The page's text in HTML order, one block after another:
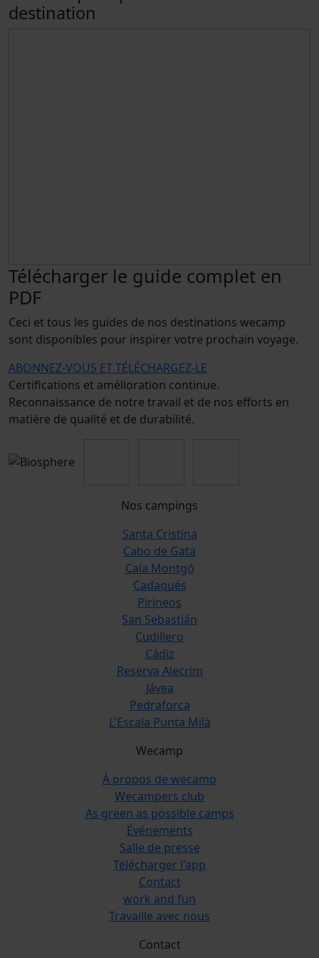
destination
Télécharger le guide complet en
PDF
Ceci et tous les guides de nos destinations wecamp
sont disponibles pour inspirer votre prochain voyage.
ABONNEZ-VOUS ET TÉLÉCHARGEZ-LE
Certifications et amélioration continue.
Reconnaissance de notre travail et de nos efforts en
matière de qualité et de durabilité.
Nos campings
Santa Cristina
Cabo de Gata
Cala Montgó
Cadaqués
Pirineos
San Sebastián
Cudillero
Cádiz
Reserva Alecrim
Jávea
Pedraforca
L'Escala Punta Milà
Wecamp
À propos de wecamp
Wecampers club
As green as possible camps
Événements
Salle de presse
Télécharger l'app
Contact
work and fun
Travaille avec nous
Contact